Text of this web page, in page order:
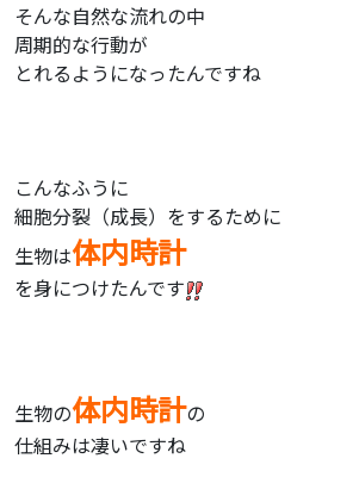
そんな自然な流れの中
周期的な行動が
とれるようになったんですね
こんなふうに
細胞分裂（成長）をするために
生物は体内時計
を身につけたんです
生物の体内時計の
仕組みは凄いですね